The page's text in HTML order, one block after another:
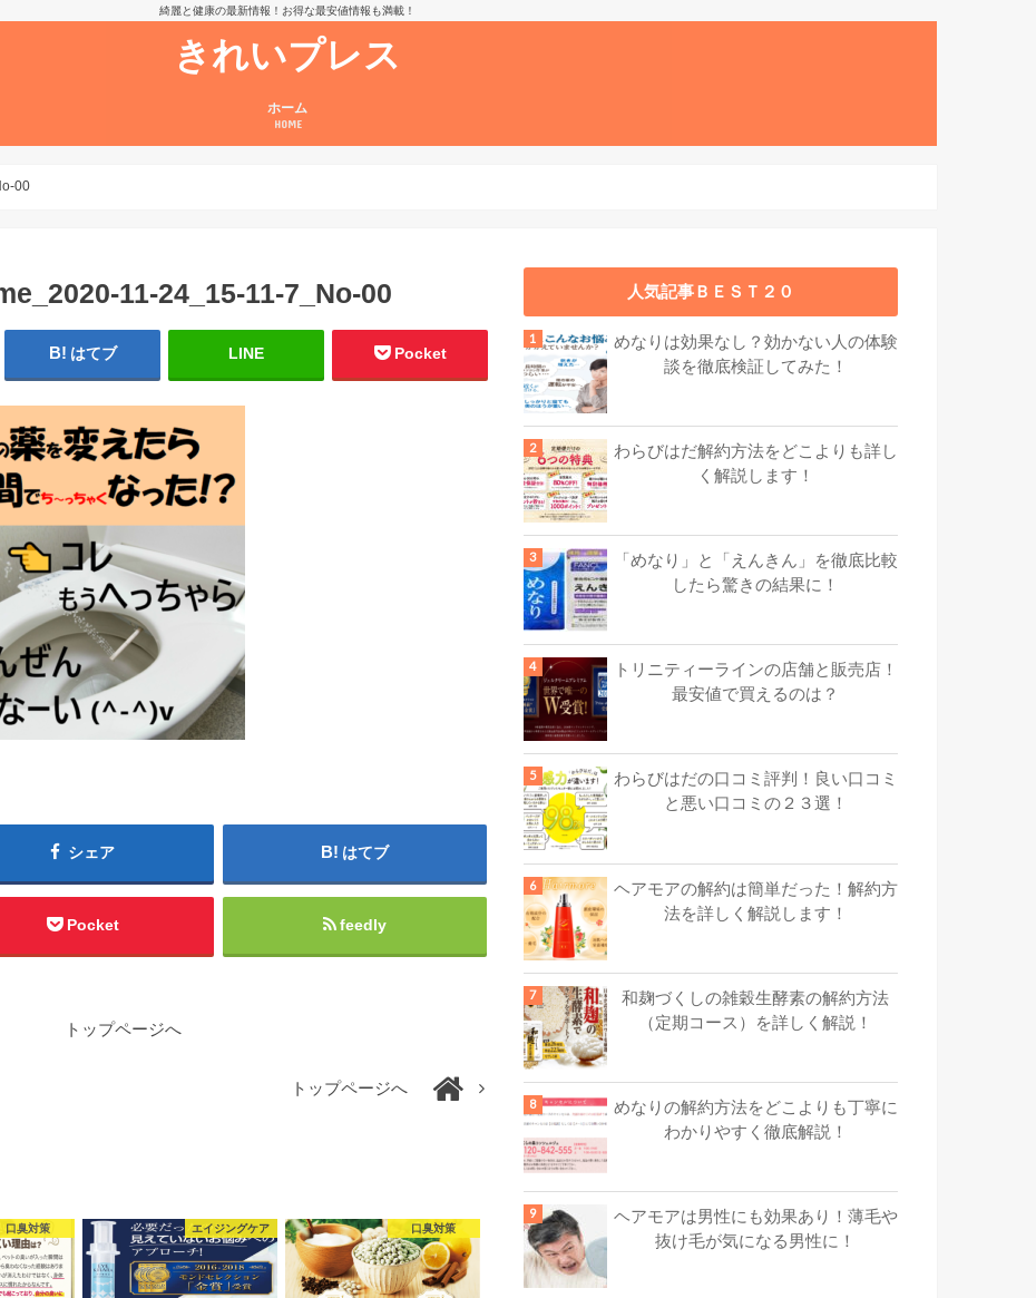
綺麗と健康の最新情報！お得な最安値情報も満載！
きれいプレス
ホーム
HOME
00
11-24_15-11-7_No-00
はてブ LINE Pocket
シェア はてブ
Pocket feedly
トップページへ
トップページへ
口臭対策 エイジングケア 口臭対策
人気記事ＢＥＳＴ２０
めなりは効果なし？効かない人の体験
談を徹底検証してみた！
わらびはだ解約方法をどこよりも詳し
く解説します！
「めなり」と「えんきん」を徹底比較
したら驚きの結果に！
トリニティーラインの店舗と販売店！
最安値で買えるのは？
わらびはだの口コミ評判！良い口コミ
と悪い口コミの２３選！
ヘアモアの解約は簡単だった！解約方
法を詳しく解説します！
和麹づくしの雑穀生酵素の解約方法
（定期コース）を詳しく解説！
めなりの解約方法をどこよりも丁寧に
わかりやすく徹底解説！
ヘアモアは男性にも効果あり！薄毛や
抜け毛が気になる男性に！